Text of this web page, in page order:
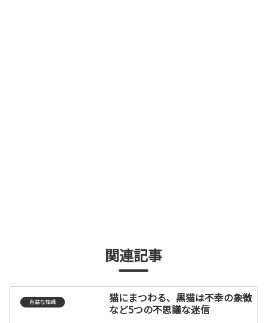
関連記事
有益な知識
猫にまつわる、黒猫は不幸の象徴
など5つの不思議な迷信